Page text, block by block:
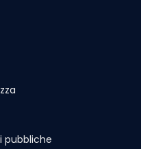
pubbliche